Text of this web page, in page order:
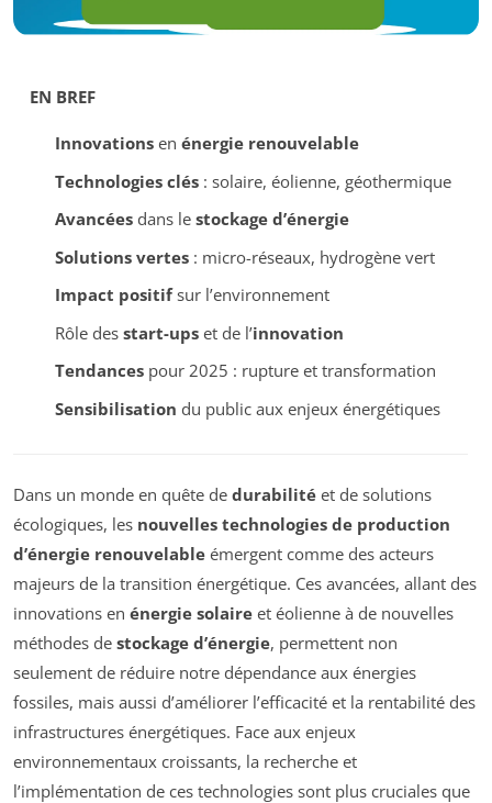
EN BREF
Innovationsen énergie renouvelable
Technologies clés: solaire, éolienne, géothermique
Avancéesdans le stockage d’énergie
Solutions vertes: micro-réseaux, hydrogène vert
Impact positifsur l’environnement
Rôle des start-upset de l’innovation
Tendancespour 2025 : rupture et transformation
Sensibilisation du public aux enjeux énergétiques
Dans un monde en quête de durabilité et de solutions
écologiques, les nouvelles technologies de production
d’énergie renouvelable émergent comme des acteurs
majeurs de la transition énergétique. Ces avancées, allant des
innovations en énergie solaire et éolienne à de nouvelles
méthodes de stockage d’énergie, permettent non
seulement de réduire notre dépendance aux énergies
fossiles, mais aussi d’améliorer l’efficacité et la rentabilité des
infrastructures énergétiques. Face aux enjeux
environnementaux croissants, la recherche et
l’implémentation de ces technologies sont plus cruciales que